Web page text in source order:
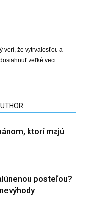
verí, že vytrvalosťou a
veľké veci...
ktorí majú
posteľou?